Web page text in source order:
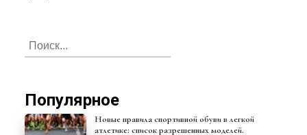
Популярное
Новые правила спортивной обуви в легкой
атлетике: список разрешенных моделей.